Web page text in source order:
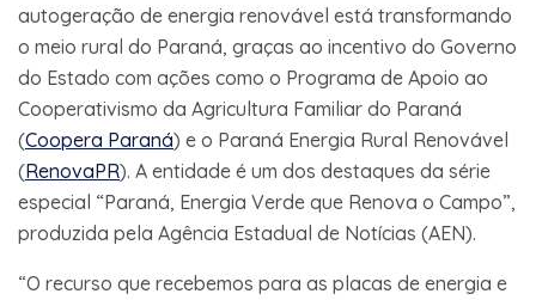
autogeração de energia renovável está transformando
o meio rural do Paraná, graças ao incentivo do Governo
do Estado com ações como o Programa de Apoio ao
Cooperativismo da Agricultura Familiar do Paraná
(Coopera Paraná) e o Paraná Energia Rural Renovável
(RenovaPR). A entidade é um dos destaques da série
especial “Paraná, Energia Verde que Renova o Campo”,
produzida pela Agência Estadual de Notícias (AEN).
“O recurso que recebemos para as placas de energia e